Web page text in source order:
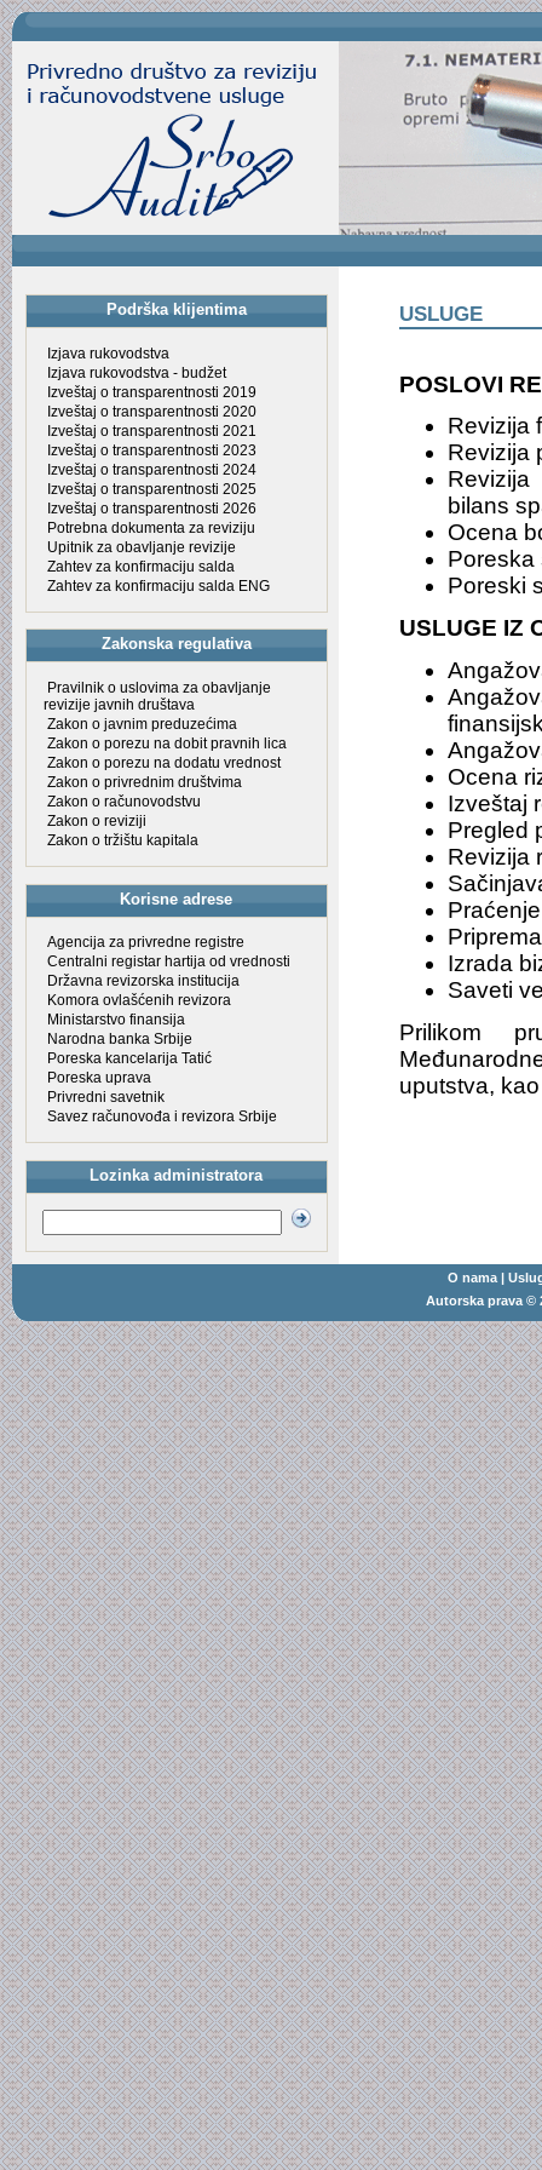
Podrška klijentima
Izjava rukovodstva
Izjava rukovodstva - budžet
Izveštaj o transparentnosti 2019
Izveštaj o transparentnosti 2020
Izveštaj o transparentnosti 2021
Izveštaj o transparentnosti 2023
Izveštaj o transparentnosti 2024
Izveštaj o transparentnosti 2025
Izveštaj o transparentnosti 2026
Potrebna dokumenta za reviziju
Upitnik za obavljanje revizije
Zahtev za konfirmaciju salda
Zahtev za konfirmaciju salda ENG
Zakonska regulativa
Pravilnik o uslovima za obavljanje
revizije javnih društava
Zakon o javnim preduzećima
Zakon o porezu na dobit pravnih lica
Zakon o porezu na dodatu vrednost
Zakon o privrednim društvima
Zakon o računovodstvu
Zakon o reviziji
Zakon o tržištu kapitala
Korisne adrese
Agencija za privredne registre
Centralni registar hartija od vrednosti
Državna revizorska institucija
Komora ovlašćenih revizora
Ministarstvo finansija
Narodna banka Srbije
Poreska kancelarija Tatić
Poreska uprava
Privredni savetnik
Savez računovođa i revizora Srbije
Lozinka administratora
USLUGE
POSLOVI
Revizija
Revizija
bilans
Ocena
Poreska
Poreski
USLUGE IZ
Ocena
Izveštaj
Pregled
Revizija
Izrada
Saveti
Prilikom
uputstva,
O nama |
Autorska prava©